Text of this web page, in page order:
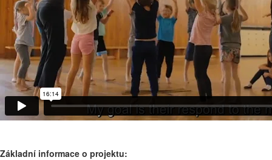
Základní informace o projektu: